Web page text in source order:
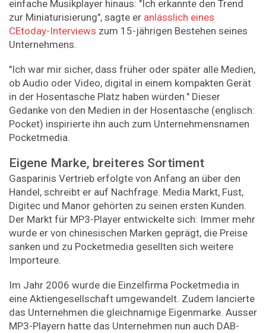
einfache Musikplayer hinaus: "Ich erkannte den Trend
zur Miniaturisierung", sagte er anlässlich eines
CEtoday-Interviews zum 15-jährigen Bestehen seines
Unternehmens.
"Ich war mir sicher, dass früher oder später alle Medien,
ob Audio oder Video, digital in einem kompakten Gerät
in der Hosentasche Platz haben würden." Dieser
Gedanke von den Medien in der Hosentasche (englisch:
Pocket) inspirierte ihn auch zum Unternehmensnamen
Pocketmedia.
Eigene Marke, breiteres Sortiment
Gasparinis Vertrieb erfolgte von Anfang an über den
Handel, schreibt er auf Nachfrage. Media Markt, Fust,
Digitec und Manor gehörten zu seinen ersten Kunden.
Der Markt für MP3-Player entwickelte sich: Immer mehr
wurde er von chinesischen Marken geprägt, die Preise
sanken und zu Pocketmedia gesellten sich weitere
Importeure.
Im Jahr 2006 wurde die Einzelfirma Pocketmedia in
eine Aktiengesellschaft umgewandelt. Zudem lancierte
das Unternehmen die gleichnamige Eigenmarke. Ausser
MP3-Playern hatte das Unternehmen nun auch DAB-